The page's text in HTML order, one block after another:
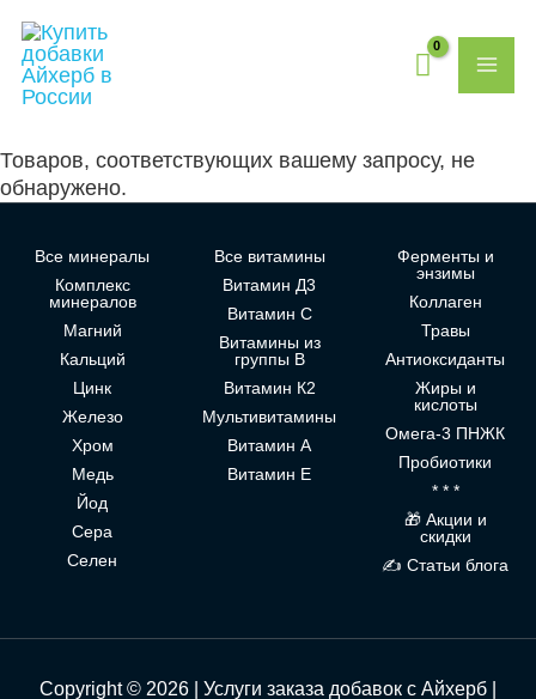
содержимому
Товаров, соответствующих вашему запросу, не
обнаружено.
Все минералы
Комплекс
минералов
Магний
Кальций
Цинк
Железо
Хром
Медь
Йод
Сера
Селен
Все витамины
Витамин Д3
Витамин С
Витамины из
группы В
Витамин К2
Мультивитамины
Витамин А
Витамин Е
Ферменты и
энзимы
Коллаген
Травы
Антиоксиданты
Жиры и
кислоты
Омега-3 ПНЖК
Пробиотики
* * *
🎁 Акции и
скидки
✍ Статьи блога
Copyright © 2026 | Услуги заказа добавок с Айхерб |